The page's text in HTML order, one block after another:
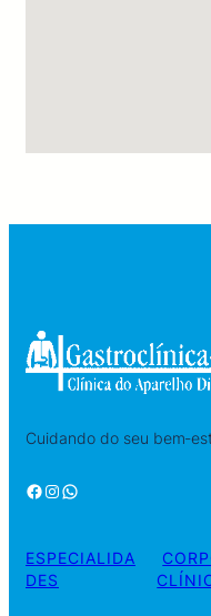
Cuidando do seu
Facebook Instagram WhatsApp
ESPECIALIDA
DES